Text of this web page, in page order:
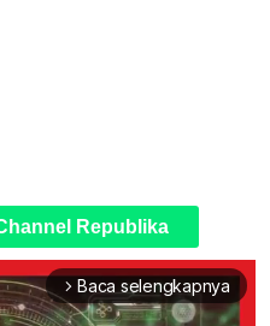
Republika
arrow_forward_ios Baca selengkapnya